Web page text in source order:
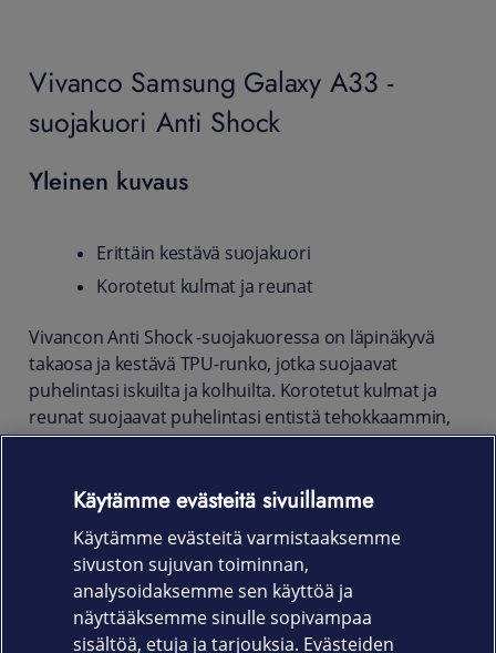
Vivanco Samsung Galaxy A33 -
suojakuori Anti Shock
Yleinen kuvaus
Erittäin kestävä suojakuori
Korotetut kulmat ja reunat
Vivancon Anti Shock -suojakuoressa on läpinäkyvä
takaosa ja kestävä TPU-runko, jotka suojaavat
puhelintasi iskuilta ja kolhuilta. Korotetut kulmat ja
reunat suojaavat puhelintasi entistä tehokkaammin,
joten puhelimesi kestää varmemmin jopa pudotuksia.
Kaikki puhelimen toiminnot toimivat normaalisti
suojakuoren kanssa ja se on helppo asentaa
puhelimeen.
Tuotekoodi
63149
Käytämme evästeitä sivuillamme
Käytämme evästeitä varmistaaksemme
sivuston sujuvan toiminnan,
analysoidaksemme sen käyttöä ja
näyttääksemme sinulle sopivampaa
sisältöä, etuja ja tarjouksia. Evästeiden